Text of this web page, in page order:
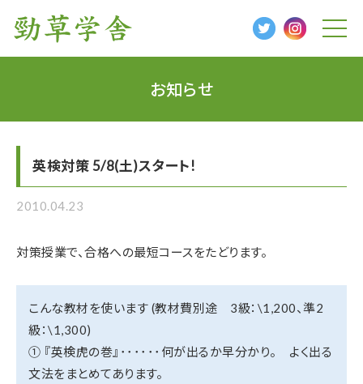
t
g
i
お知らせ
英検対策 5/8(土)スタート!
2010.04.23
対策授業で、合格への最短コースをたどります。
こんな教材を使います (教材費別途 3級：\1,200、準2
級：\1,300)
① 『英検虎の巻』･･････何が出るか早分かり。 よく出る
文法をまとめてあります。